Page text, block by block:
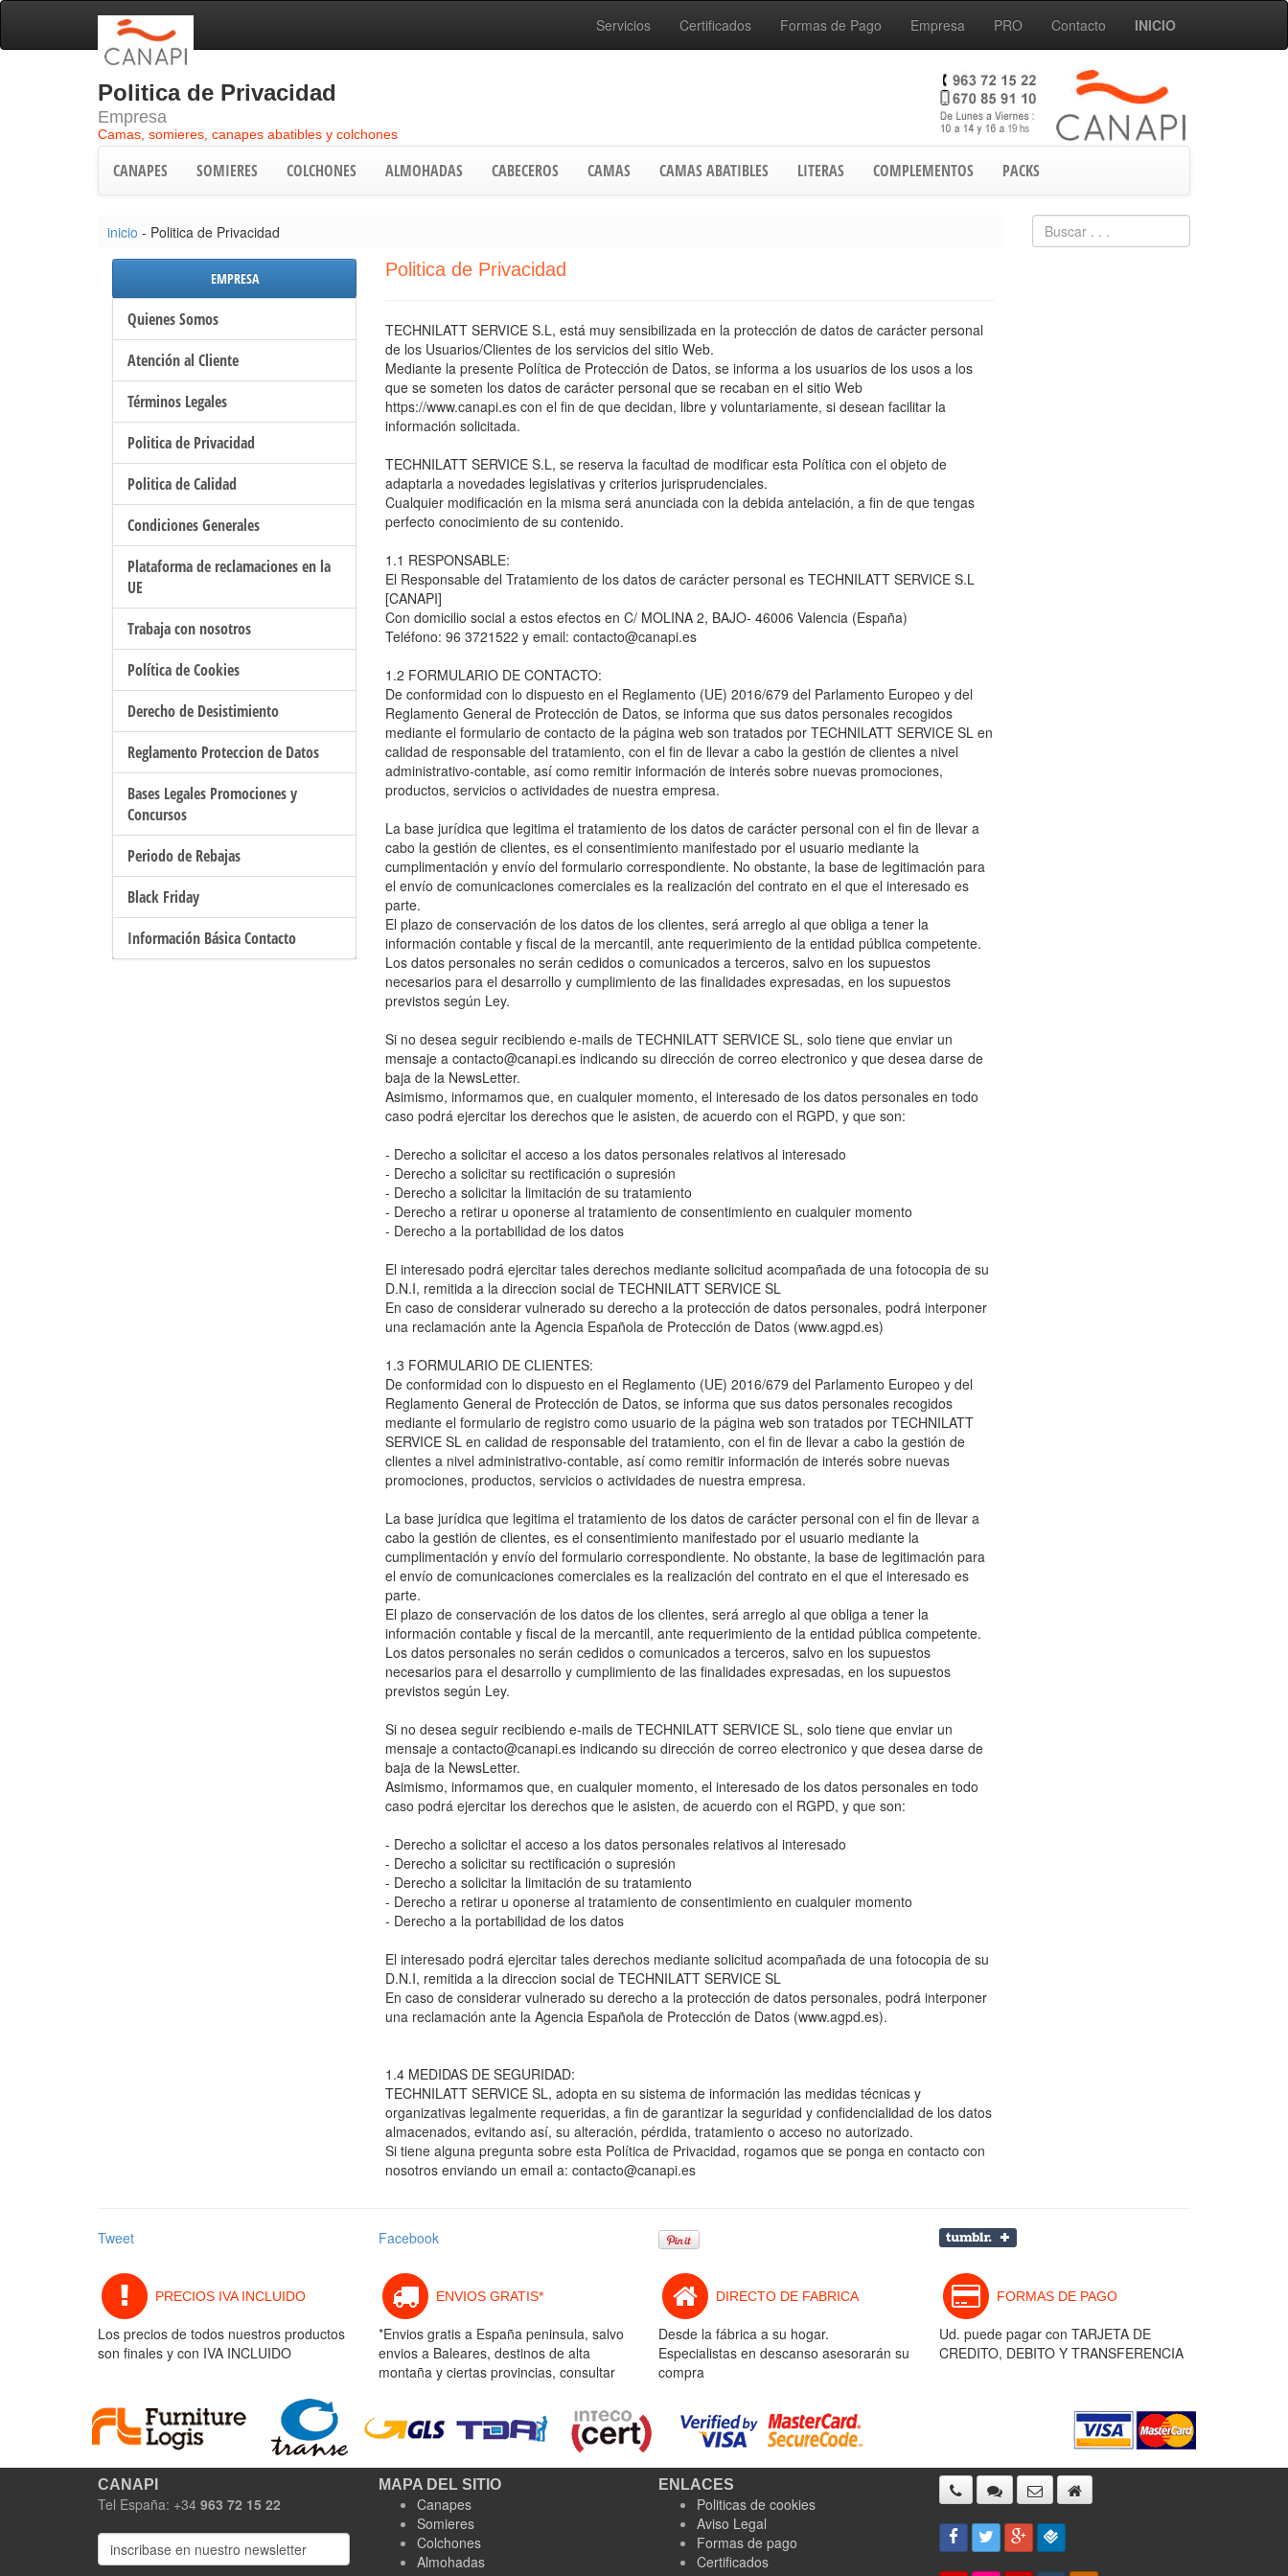
Servicios Certificados Formas de Pago Empresa PRO Contacto INICIO
Politica de Privacidad
Empresa
Camas, somieres, canapes abatibles y colchones
CANAPES SOMIERES COLCHONES ALMOHADAS CABECEROS CAMAS CAMAS ABATIBLES LITERAS COMPLEMENTOS PACKS
inicio - Politica de Privacidad
EMPRESA
Quienes Somos
Atención al Cliente
Términos Legales
Politica de Privacidad
Politica de Calidad
Condiciones Generales
Plataforma de reclamaciones en la
UE
Trabaja con nosotros
Política de Cookies
Derecho de Desistimiento
Reglamento Proteccion de Datos
Bases Legales Promociones y
Concursos
Periodo de Rebajas
Black Friday
Información Básica Contacto
Politica de Privacidad
TECHNILATT SERVICE S.L, está muy sensibilizada en la protección de datos de carácter personal
de los Usuarios/Clientes de los servicios del sitio Web.
Mediante la presente Política de Protección de Datos, se informa a los usuarios de los usos a los
que se someten los datos de carácter personal que se recaban en el sitio Web
https://www.canapi.es con el fin de que decidan, libre y voluntariamente, si desean facilitar la
información solicitada.
TECHNILATT SERVICE S.L, se reserva la facultad de modificar esta Política con el objeto de
adaptarla a novedades legislativas y criterios jurisprudenciales.
Cualquier modificación en la misma será anunciada con la debida antelación, a fin de que tengas
perfecto conocimiento de su contenido.
1.1 RESPONSABLE:
El Responsable del Tratamiento de los datos de carácter personal es TECHNILATT SERVICE S.L
[CANAPI]
Con domicilio social a estos efectos en C/ MOLINA 2, BAJO- 46006 Valencia (España)
Teléfono: 96 3721522 y email: contacto@canapi.es
1.2 FORMULARIO DE CONTACTO:
De conformidad con lo dispuesto en el Reglamento (UE) 2016/679 del Parlamento Europeo y del
Reglamento General de Protección de Datos, se informa que sus datos personales recogidos
mediante el formulario de contacto de la página web son tratados por TECHNILATT SERVICE SL en
calidad de responsable del tratamiento, con el fin de llevar a cabo la gestión de clientes a nivel
administrativo-contable, así como remitir información de interés sobre nuevas promociones,
productos, servicios o actividades de nuestra empresa.
La base jurídica que legitima el tratamiento de los datos de carácter personal con el fin de llevar a
cabo la gestión de clientes, es el consentimiento manifestado por el usuario mediante la
cumplimentación y envío del formulario correspondiente. No obstante, la base de legitimación para
el envío de comunicaciones comerciales es la realización del contrato en el que el interesado es
parte.
El plazo de conservación de los datos de los clientes, será arreglo al que obliga a tener la
información contable y fiscal de la mercantil, ante requerimiento de la entidad pública competente.
Los datos personales no serán cedidos o comunicados a terceros, salvo en los supuestos
necesarios para el desarrollo y cumplimiento de las finalidades expresadas, en los supuestos
previstos según Ley.
Si no desea seguir recibiendo e-mails de TECHNILATT SERVICE SL, solo tiene que enviar un
mensaje a contacto@canapi.es indicando su dirección de correo electronico y que desea darse de
baja de la NewsLetter.
Asimismo, informamos que, en cualquier momento, el interesado de los datos personales en todo
caso podrá ejercitar los derechos que le asisten, de acuerdo con el RGPD, y que son:
- Derecho a solicitar el acceso a los datos personales relativos al interesado
- Derecho a solicitar su rectificación o supresión
- Derecho a solicitar la limitación de su tratamiento
- Derecho a retirar u oponerse al tratamiento de consentimiento en cualquier momento
- Derecho a la portabilidad de los datos
El interesado podrá ejercitar tales derechos mediante solicitud acompañada de una fotocopia de su
D.N.I, remitida a la direccion social de TECHNILATT SERVICE SL
En caso de considerar vulnerado su derecho a la protección de datos personales, podrá interponer
una reclamación ante la Agencia Española de Protección de Datos (www.agpd.es)
1.3 FORMULARIO DE CLIENTES:
De conformidad con lo dispuesto en el Reglamento (UE) 2016/679 del Parlamento Europeo y del
Reglamento General de Protección de Datos, se informa que sus datos personales recogidos
mediante el formulario de registro como usuario de la página web son tratados por TECHNILATT
SERVICE SL en calidad de responsable del tratamiento, con el fin de llevar a cabo la gestión de
clientes a nivel administrativo-contable, así como remitir información de interés sobre nuevas
promociones, productos, servicios o actividades de nuestra empresa.
La base jurídica que legitima el tratamiento de los datos de carácter personal con el fin de llevar a
cabo la gestión de clientes, es el consentimiento manifestado por el usuario mediante la
cumplimentación y envío del formulario correspondiente. No obstante, la base de legitimación para
el envío de comunicaciones comerciales es la realización del contrato en el que el interesado es
parte.
El plazo de conservación de los datos de los clientes, será arreglo al que obliga a tener la
información contable y fiscal de la mercantil, ante requerimiento de la entidad pública competente.
Los datos personales no serán cedidos o comunicados a terceros, salvo en los supuestos
necesarios para el desarrollo y cumplimiento de las finalidades expresadas, en los supuestos
previstos según Ley.
Si no desea seguir recibiendo e-mails de TECHNILATT SERVICE SL, solo tiene que enviar un
mensaje a contacto@canapi.es indicando su dirección de correo electronico y que desea darse de
baja de la NewsLetter.
Asimismo, informamos que, en cualquier momento, el interesado de los datos personales en todo
caso podrá ejercitar los derechos que le asisten, de acuerdo con el RGPD, y que son:
- Derecho a solicitar el acceso a los datos personales relativos al interesado
- Derecho a solicitar su rectificación o supresión
- Derecho a solicitar la limitación de su tratamiento
- Derecho a retirar u oponerse al tratamiento de consentimiento en cualquier momento
- Derecho a la portabilidad de los datos
El interesado podrá ejercitar tales derechos mediante solicitud acompañada de una fotocopia de su
D.N.I, remitida a la direccion social de TECHNILATT SERVICE SL
En caso de considerar vulnerado su derecho a la protección de datos personales, podrá interponer
una reclamación ante la Agencia Española de Protección de Datos (www.agpd.es).
1.4 MEDIDAS DE SEGURIDAD:
TECHNILATT SERVICE SL, adopta en su sistema de información las medidas técnicas y
organizativas legalmente requeridas, a fin de garantizar la seguridad y confidencialidad de los datos
almacenados, evitando así, su alteración, pérdida, tratamiento o acceso no autorizado.
Si tiene alguna pregunta sobre esta Política de Privacidad, rogamos que se ponga en contacto con
nosotros enviando un email a: contacto@canapi.es
Tweet Facebook
PRECIOS IVA INCLUIDO
Los precios de todos nuestros productos
son finales y con IVA INCLUIDO
ENVIOS GRATIS*
*Envios gratis a España peninsula, salvo
envios a Baleares, destinos de alta
montaña y ciertas provincias, consultar
DIRECTO DE FABRICA
Desde la fábrica a su hogar.
Especialistas en descanso asesorarán su
compra
FORMAS DE PAGO
Ud. puede pagar con TARJETA DE
CREDITO, DEBITO Y TRANSFERENCIA
CANAPI
Tel España: +34 963 72 15 22
MAPA DEL SITIO
Canapes
Somieres
Colchones
Almohadas
ENLACES
Politicas de cookies
Aviso Legal
Formas de pago
Certificados